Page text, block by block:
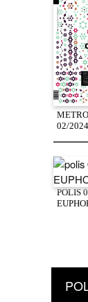
02/
POLIS